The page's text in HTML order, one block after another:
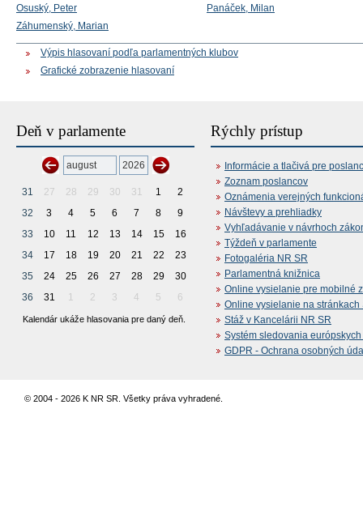
Osuský, Peter
Panáček, Milan
Záhumenský, Marian
Výpis hlasovaní podľa parlamentných klubov
Grafické zobrazenie hlasovaní
Deň v parlamente
31 27 28 29 30 31 1
2
32
3 4 5 6 7 8
9
33
10 11 12 13 14 15
16
34
17 18 19 20 21 22
23
35
24 25 26 27 28 29
30
36
31 1 2 3 4 5 6
Kalendár ukáže hlasovania pre daný deň.
Rýchly prístup
Informácie a tlačivá pre
Zoznam poslancov
Oznámenia verejných
Návštevy a prehliadky
Vyhľadávanie v návrhoch
Týždeň v parlamente
Fotogaléria NR SR
Parlamentná knižnica
Online vysielanie pre mobilné
Online vysielanie na stránkach
Stáž v Kancelárii NR SR
Systém sledovania
GDPR - Ochrana osobných
© 2004 - 2026 K NR SR. Všetky práva vyhradené.